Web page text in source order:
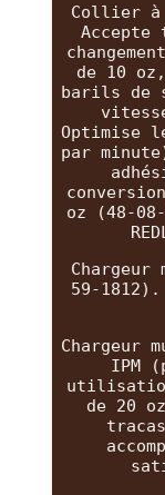
Collier à
de 10
barils de
Optimise
par
oz (48-
Chargeur
59-
Chargeur
IPM
de 20